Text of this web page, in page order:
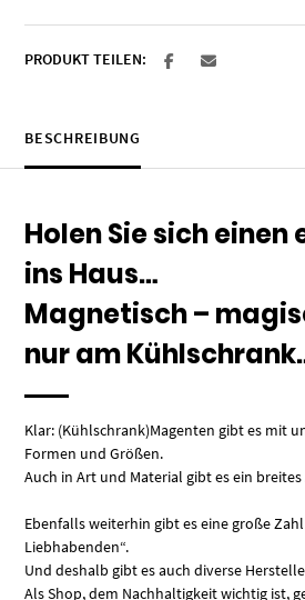
Menge
PRODUKT TEILEN:
BESCHREIBUNG
Holen Sie sich einen
ins Haus…
Magnetisch –
nur am
Klar: (Kühlschrank)Magenten gibt es mit
Formen und Größen.
Auch in Art und Material gibt es ein
Ebenfalls weiterhin gibt es eine große
Liebhabenden“.
Und deshalb gibt es auch diverse
Als Shop, dem Nachhaltigkeit wichtig ist,